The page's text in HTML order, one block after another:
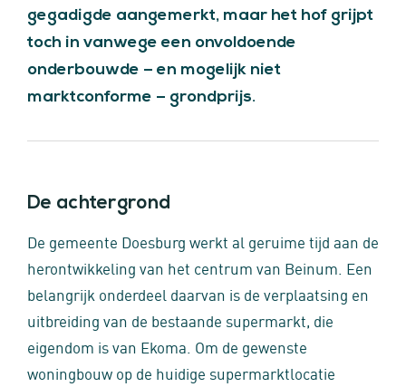
gegadigde aangemerkt, maar het hof grijpt
toch in vanwege een onvoldoende
onderbouwde – en mogelijk niet
marktconforme – grondprijs.
De achtergrond
De gemeente Doesburg werkt al geruime tijd aan de
herontwikkeling van het centrum van Beinum. Een
belangrijk onderdeel daarvan is de verplaatsing en
uitbreiding van de bestaande supermarkt, die
eigendom is van Ekoma. Om de gewenste
woningbouw op de huidige supermarktlocatie